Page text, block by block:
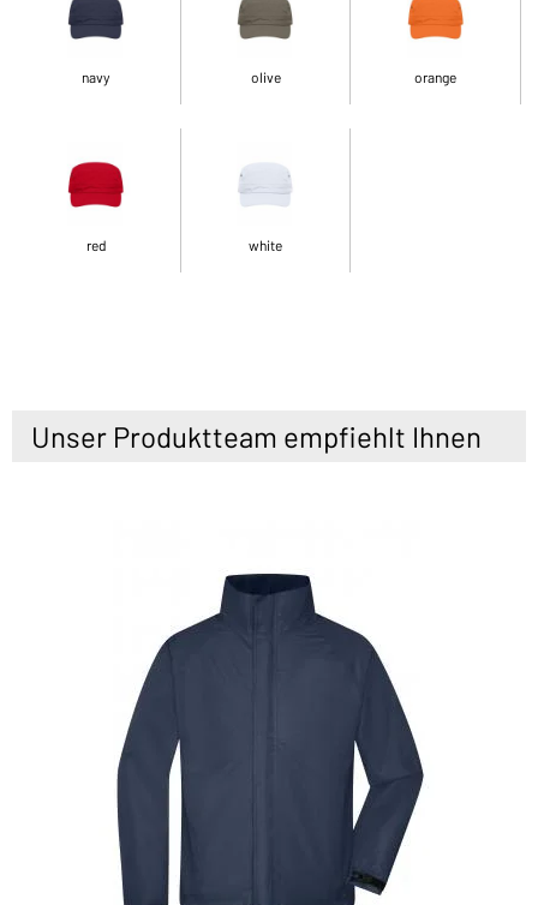
navy olive orange
red white
Unser Produktteam empfiehlt Ihnen